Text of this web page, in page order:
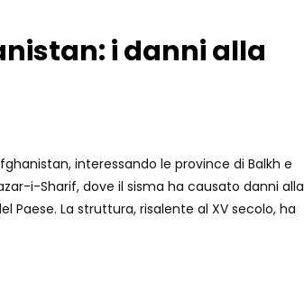
i danni alla
interessando le province di Balkh e
i-Sharif, dove il sisma ha causato danni alla
Paese. La struttura, risalente al XV secolo, ha